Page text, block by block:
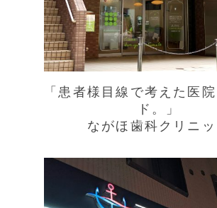
「患者様目線で考えた医
ド。」
ながほ歯科クリニッ